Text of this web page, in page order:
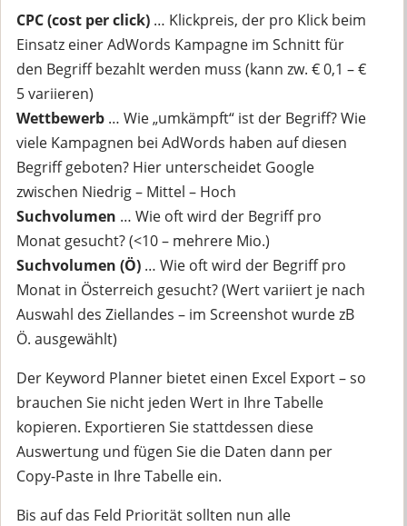
CPC (cost per click) … Klickpreis, der pro Klick beim
Einsatz einer AdWords Kampagne im Schnitt für
den Begriff bezahlt werden muss (kann zw. € 0,1 – €
5 variieren)
Wettbewerb … Wie „umkämpft“ ist der Begriff? Wie
viele Kampagnen bei AdWords haben auf diesen
Begriff geboten? Hier unterscheidet Google
zwischen Niedrig – Mittel – Hoch
Suchvolumen … Wie oft wird der Begriff pro
Monat gesucht? (<10 – mehrere Mio.)
Suchvolumen (Ö) … Wie oft wird der Begriff pro
Monat in Österreich gesucht? (Wert variiert je nach
Auswahl des Ziellandes – im Screenshot wurde zB
Ö. ausgewählt)
Der Keyword Planner bietet einen Excel Export – so
brauchen Sie nicht jeden Wert in Ihre Tabelle
kopieren. Exportieren Sie stattdessen diese
Auswertung und fügen Sie die Daten dann per
Copy-Paste in Ihre Tabelle ein.
Bis auf das Feld Priorität sollten nun alle